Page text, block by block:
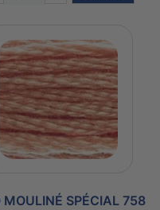
MOULINÉ SPÉCIAL 758